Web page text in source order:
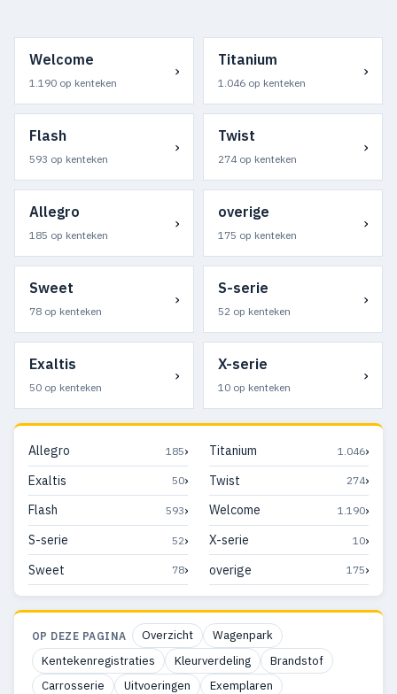
Welcome
1.190 op kenteken
›
Titanium
1.046 op kenteken
›
Flash
593 op kenteken
›
Twist
274 op kenteken
›
Allegro
185 op kenteken
›
overige
175 op kenteken
›
Sweet
78 op kenteken
›
S-serie
52 op kenteken
›
Exaltis
50 op kenteken
›
X-serie
10 op kenteken
›
Allegro 185›
Exaltis 50›
Flash 593›
S-serie 52›
Sweet 78›
Titanium 1.046›
Twist 274›
Welcome 1.190›
X-serie 10›
overige 175›
OP DEZE PAGINA Overzicht
Wagenpark
Kentekenregistraties
Kleurverdeling
Brandstof
Carrosserie
Uitvoeringen Exemplaren